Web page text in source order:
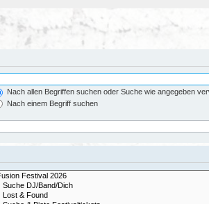
Nach allen Begriffen suchen oder Suche wie angegeben
Nach einem Begriff suchen